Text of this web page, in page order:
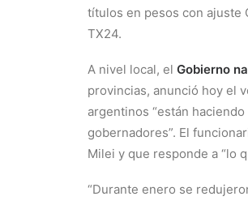
títulos en pesos con ajuste
TX24.
A nivel local, el Gobierno
provincias, anunció hoy el
argentinos “están
gobernadores”. El
Milei y que responde a “lo
“Durante enero se